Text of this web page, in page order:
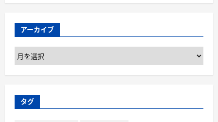
アーカイブ
ア
ー
カ
ブ
タグ